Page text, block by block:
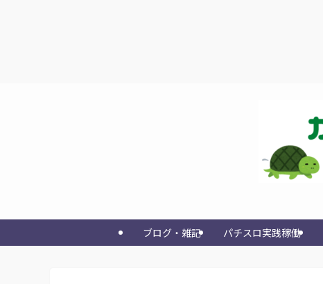
ブログ・雑記 パチスロ実践稼働